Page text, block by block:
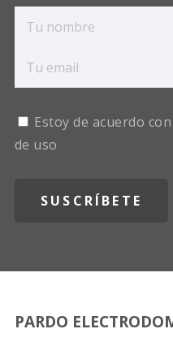
Estoy de acuerdo
de uso
PARDO